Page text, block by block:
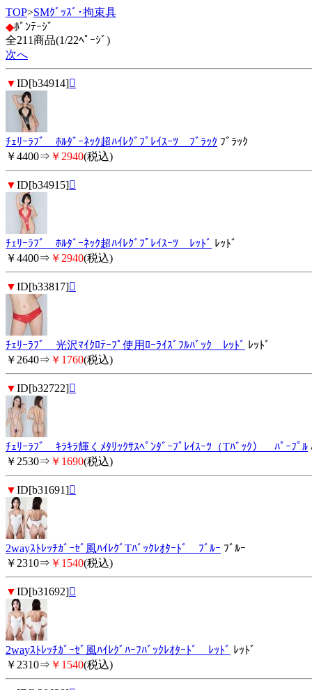
TOP>SMｸﾞｯｽﾞ･拘束具
◆ﾎﾞﾝﾃｰｼﾞ
全211商品(1/22ﾍﾟｰｼﾞ)
次へ
▼ID[b34914]
ﾁｪﾘｰﾗﾌﾞ ﾎﾙﾀﾞｰﾈｯｸ超ﾊｲﾚｸﾞﾌﾟﾚｲｽｰﾂ ﾌﾞﾗｯｸ ﾌﾞﾗｯｸ
￥4400⇒ ￥2940(税込)
▼ID[b34915]
ﾁｪﾘｰﾗﾌﾞ ﾎﾙﾀﾞｰﾈｯｸ超ﾊｲﾚｸﾞﾌﾟﾚｲｽｰﾂ ﾚｯﾄﾞ ﾚｯﾄﾞ
￥4400⇒ ￥2940(税込)
▼ID[b33817]
ﾁｪﾘｰﾗﾌﾞ 光沢ﾏｲｸﾛﾃｰﾌﾟ使用ﾛｰﾗｲｽﾞﾌﾙﾊﾞｯｸ ﾚｯﾄﾞ ﾚｯﾄﾞ
￥2640⇒ ￥1760(税込)
▼ID[b32722]
ﾁｪﾘｰﾗﾌﾞ ｷﾗｷﾗ輝くﾒﾀﾘｯｸｻｽﾍﾟﾝﾀﾞｰﾌﾟﾚｲｽｰﾂ（Tﾊﾞｯｸ） ﾊﾟｰﾌﾟﾙ
￥2530⇒ ￥1690(税込)
▼ID[b31691]
2wayｽﾄﾚｯﾁｶﾞｰｾﾞ風ﾊｲﾚｸﾞTﾊﾞｯｸﾚｵﾀｰﾄﾞ ﾌﾞﾙｰ ﾌﾞﾙｰ
￥2310⇒ ￥1540(税込)
▼ID[b31692]
2wayｽﾄﾚｯﾁｶﾞｰｾﾞ風ﾊｲﾚｸﾞﾊｰﾌﾊﾞｯｸﾚｵﾀｰﾄﾞ ﾚｯﾄﾞ ﾚｯﾄﾞ
￥2310⇒ ￥1540(税込)